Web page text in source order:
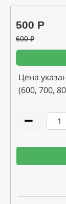
500 Р
600₽
Цена
(600, 700,